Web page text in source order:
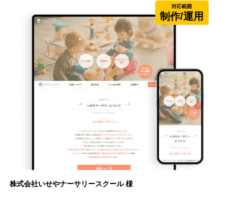
対応範囲
制作/運用
株式会社いせやナーサリースクール 様